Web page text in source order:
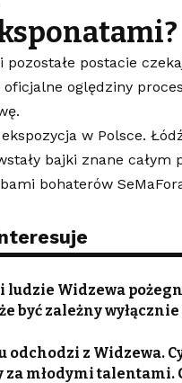
pozostałe postacie
oględziny
w Polsce.
bajki znane całym
bohaterów
ludzie Widzewa
być zależny
odchodzi z Widzewa.
za młodymi